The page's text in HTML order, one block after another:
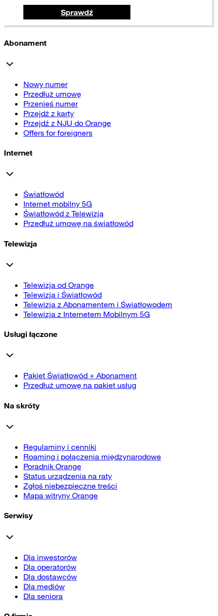
Sprawdź
Abonament
Nowy numer
Przedłuż umowę
Przenieś numer
Przejdź z karty
Przejdź z NJU do Orange
Offers for foreigners
Internet
Światłowód
Internet mobilny 5G
Światłowód z Telewizją
Przedłuż umowę na światłowód
Telewizja
Telewizja od Orange
Telewizja i Światłowód
Telewizja z Abonamentem i Światłowodem
Telewizja z Internetem Mobilnym 5G
Usługi łączone
Pakiet Światłowód + Abonament
Przedłuż umowę na pakiet usług
Na skróty
Regulaminy i cenniki
Roaming i połączenia międzynarodowe
Poradnik Orange
Status urządzenia na raty
Zgłoś niebezpieczne treści
Mapa witryny Orange
Serwisy
Dla inwestorów
Dla operatorów
Dla dostawców
Dla mediów
Dla seniora